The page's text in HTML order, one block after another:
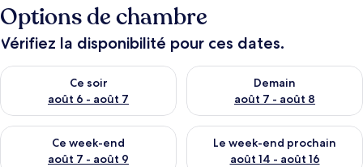
Options de chambre
Vérifiez la disponibilité pour ces dates.
Ce soir
août 6 - août 7
Vérifier la disponibilité pour ce soir août 6 - août 7
Demain
août 7 - août 8
Vérifier la disponibilité pour
Ce week-end
août 7 - août 9
Vérifier la disponibilité pour ce week-end août 7 - août 9
Le week-end prochain
août 14 - août 16
Vérifier la disponibilité pour